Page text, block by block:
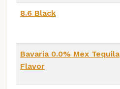
8.6 Black
Bavaria 0.0% Mex Tequila
Flavor